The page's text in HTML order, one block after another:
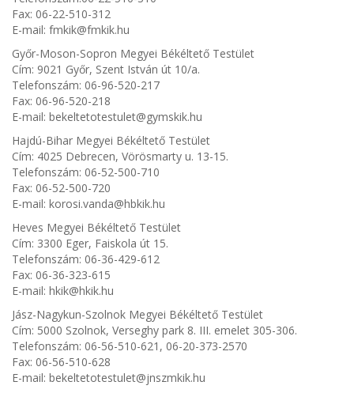
Fax: 06-22-510-312
E-mail: fmkik@fmkik.hu
Győr-Moson-Sopron Megyei Békéltető Testület
Cím: 9021 Győr, Szent István út 10/a.
Telefonszám: 06-96-520-217
Fax: 06-96-520-218
E-mail: bekeltetotestulet@gymskik.hu
Hajdú-Bihar Megyei Békéltető Testület
Cím: 4025 Debrecen, Vörösmarty u. 13-15.
Telefonszám: 06-52-500-710
Fax: 06-52-500-720
E-mail: korosi.vanda@hbkik.hu
Heves Megyei Békéltető Testület
Cím: 3300 Eger, Faiskola út 15.
Telefonszám: 06-36-429-612
Fax: 06-36-323-615
E-mail: hkik@hkik.hu
Jász-Nagykun-Szolnok Megyei Békéltető Testület
Cím: 5000 Szolnok, Verseghy park 8. III. emelet 305-306.
Telefonszám: 06-56-510-621, 06-20-373-2570
Fax: 06-56-510-628
E-mail: bekeltetotestulet@jnszmkik.hu